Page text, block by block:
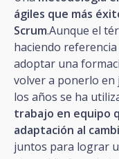
ágiles que más
Scrum.Aunque el
haciendo
adoptar una
volver a ponerlo en
los años se ha
trabajo en equipo
adaptación al
juntos para lograr